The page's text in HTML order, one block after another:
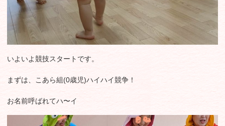
いよいよ競技スタートです。
まずは、こあら組(0歳児)ハイハイ競争！
お名前呼ばれてハ〜イ